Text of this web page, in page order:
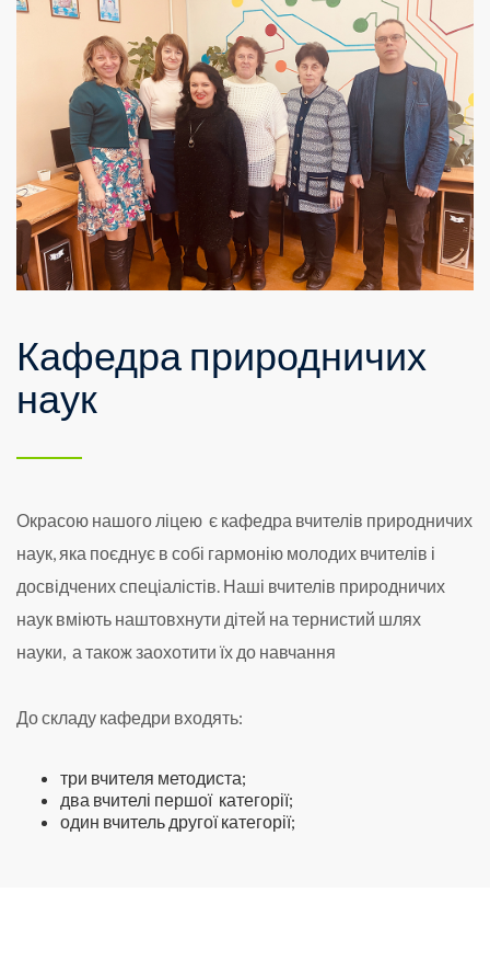
Кафедра природничих
наук
Окрасою нашого ліцею є кафедра вчителів природничих
наук, яка поєднує в собі гармонію молодих вчителів і
досвідчених спеціалістів. Наші вчителів природничих
наук вміють наштовхнути дітей на тернистий шлях
науки, а також заохотити їх до навчання
До складу кафедри входять:
три вчителя методиста;
два вчителі першої категорії;
один вчитель другої категорії;